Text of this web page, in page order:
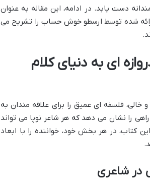
دست یابد. در ادامه، این مقاله به عنوان
شده توسط ارسطو خوش حساب را تشریح می
ای به دنیای کلام
خالی، فلسفه ای عمیق را برای علاقه مندان به
را نشان می دهد که هر شاعر نوپا می تواند
کتاب، در هر بخش خود، خواننده را با ابعاد
در شاعری